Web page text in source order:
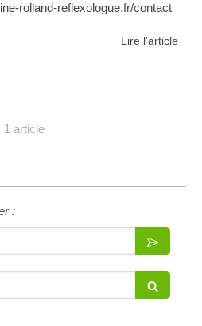
rolland-reflexologue.fr/contact
Lire l'article
1 article
: